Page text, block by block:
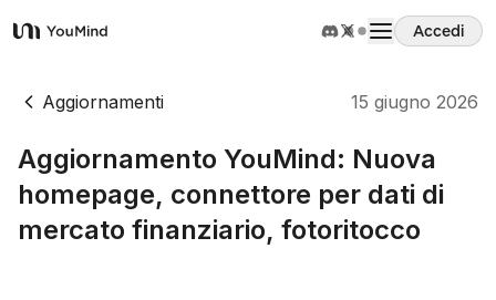
YouMind
Accedi
Panoramica
Casi d'uso
Abilità
Aggiornamenti 15 giugno 2026
Aggiornamento YouMind: Nuova
homepage, connettore per dati di
mercato finanziario, fotoritocco